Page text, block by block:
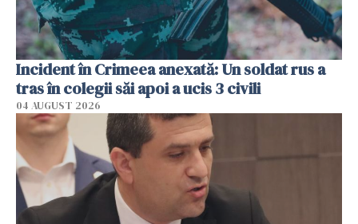
Incident în Crimeea anexată: Un soldat rus a
tras în colegii săi apoi a ucis 3 civili
04 AUGUST 2026